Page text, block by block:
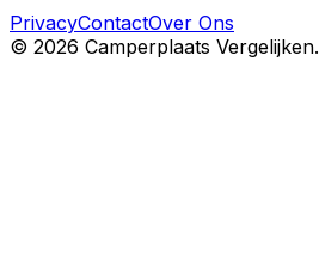
PrivacyContactOver Ons
© 2026 Camperplaats Vergelijken.